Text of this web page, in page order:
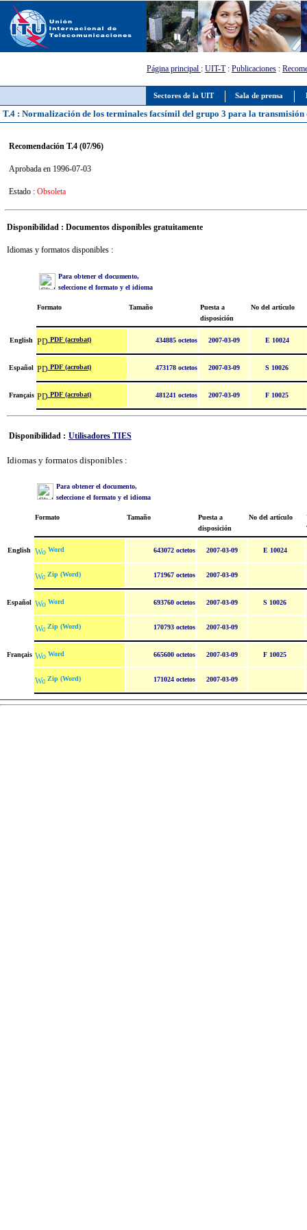
Sectores de la UIT Sala de prensa
Página principal : UIT-T: Publicaciones :
T.4 : Normalización de los terminales facsímil del grupo 3 para la transmisión
Recomendación T.4 (07/96)
Aprobada en 1996-07-03
Estado : Obsoleta
Disponibilidad : Documentos disponibles gratuitamente
Idiomas y formatos disponibles :
Para obtener el documento,
seleccione el formato y el idioma
Formato Tamaño
Puesta a
disposición
No del artículo
English PDF (acrobat) 434885 octetos 2007-03-09 E 10024
Español PDF (acrobat) 473178 octetos 2007-03-09 S 10026
Français PDF (acrobat) 481241 octetos 2007-03-09 F 10025
Disponibilidad : Utilisadores TIES
Idiomas y formatos disponibles :
Para obtener el documento,
seleccione el formato y el idioma
Formato Tamaño
Puesta a
disposición
No del artículo
English Word 643072 octetos 2007-03-09 E 10024
Zip (Word) 171967 octetos 2007-03-09
Español Word 693760 octetos 2007-03-09 S 10026
Zip (Word) 170793 octetos 2007-03-09
Français Word 665600 octetos 2007-03-09 F 10025
Zip (Word) 171024 octetos 2007-03-09